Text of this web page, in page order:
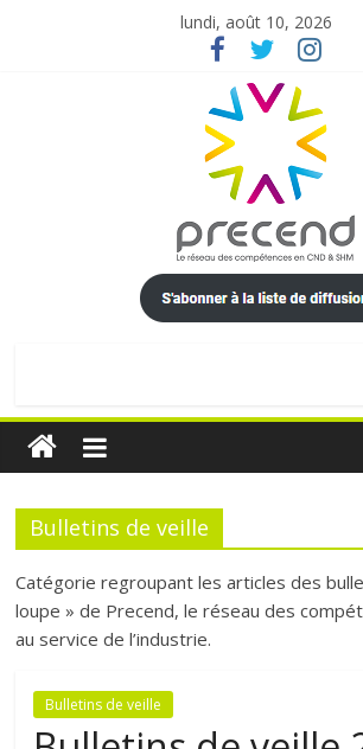
lundi, août 10, 2026
Bulletins de veille
Catégorie regroupant les articles des
loupe » de Precend, le réseau des
au service de l’industrie.
Bulletins de veille